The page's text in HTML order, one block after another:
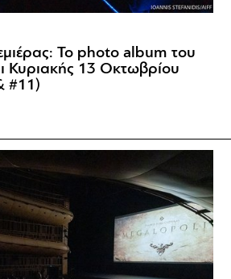
Το photo album του
Κυριακής 13 Οκτωβρίου
#11)